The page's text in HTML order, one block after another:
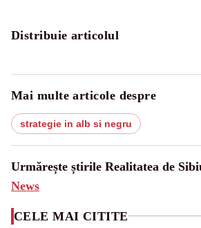
Distribuie articolul
Mai multe articole despre
strategie in alb si negru
Urmărește știrile Realitatea de
News
CELE MAI CITITE